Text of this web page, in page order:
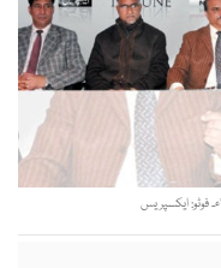
فوٹو: ایکسپریس